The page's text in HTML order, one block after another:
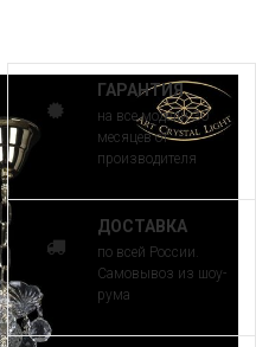
ГАРАНТИЯ
на все модели 30
месяцев от
производителя
ДОСТАВКА
по всей России.
Самовывоз из шоу-
рума